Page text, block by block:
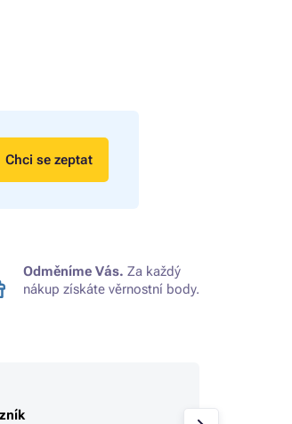
Chci se zeptat
Odměníme Vás. Za každý
nákup získáte věrnostní body.